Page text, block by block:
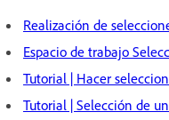
Realización de
Espacio de trabajo
Tutorial | Hacer
Tutorial | Selección de